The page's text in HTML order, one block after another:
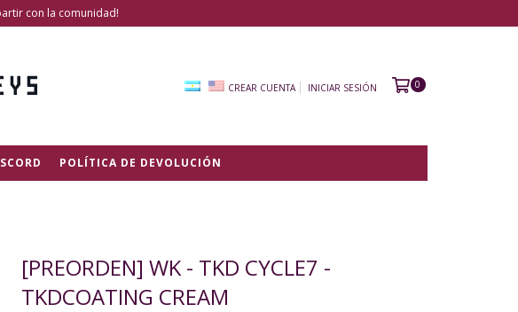
con la comunidad!
CREAR CUENTA INICIAR SESIÓN 0
POLÍTICA DE DEVOLUCIÓN
[PREORDEN] WK - TKD CYCLE7 -
TKDCOATING CREAM